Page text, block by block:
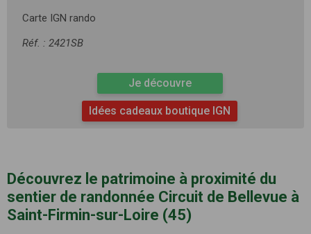
Carte IGN rando
Réf. : 2421SB
Je découvre
Idées cadeaux boutique IGN
Découvrez le patrimoine à proximité du
sentier de randonnée Circuit de Bellevue à
Saint-Firmin-sur-Loire (45)